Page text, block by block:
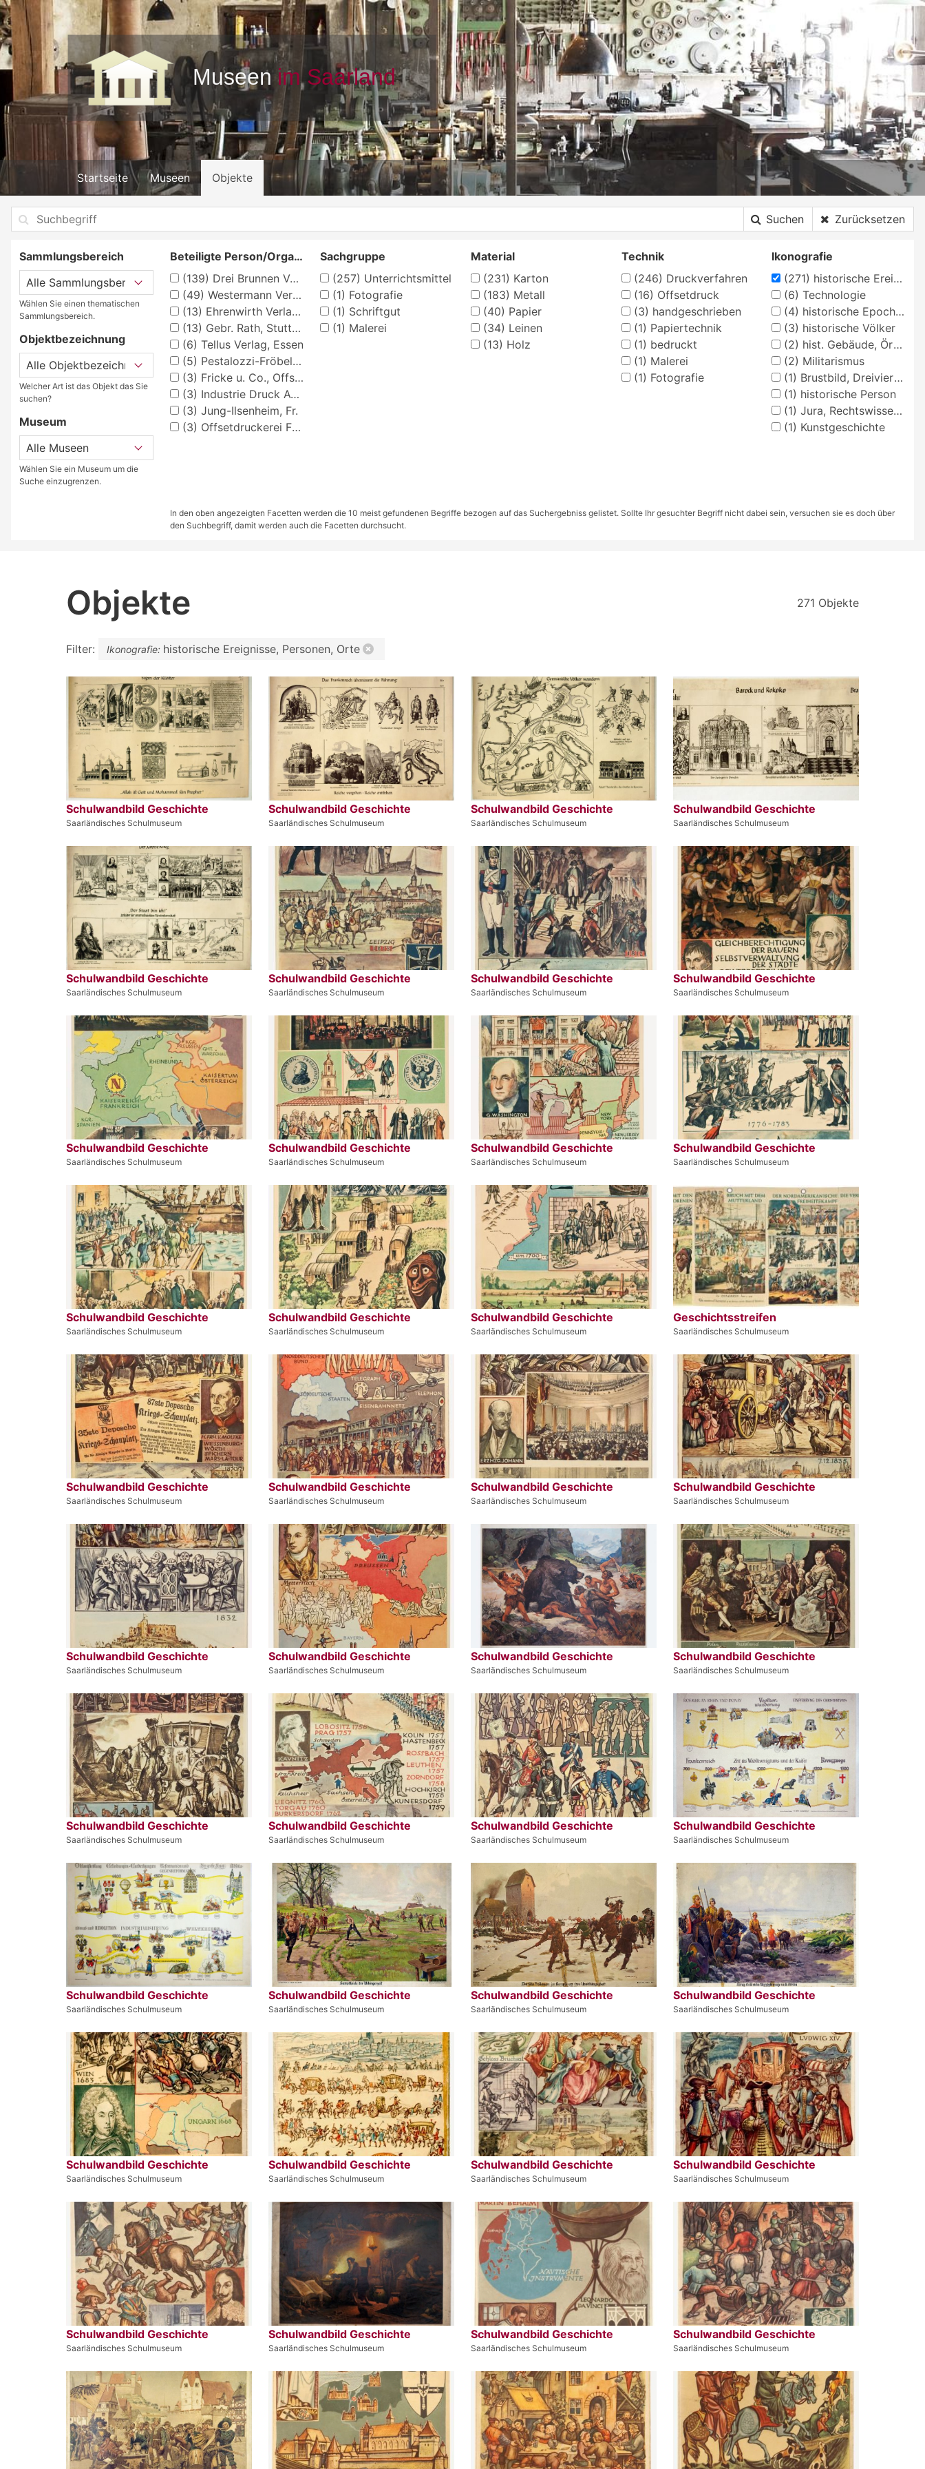
Startseite Museen Objekte
Suchen Zurücksetzen
Sammlungsbereich
Wählen Sie einen thematischen
Sammlungsbereich.
Objektbezeichnung
Welcher Art ist das Objekt das Sie
suchen?
Museum
Wählen Sie ein Museum um die
Suche einzugrenzen.
Beteiligte Person/Organisation
(139) Drei Brunnen Verlag Stuttgart
(49) Westermann Verlag, Braunschweig, Georg
(13) Ehrenwirth Verlag München
(13) Gebr. Rath, Stuttgart
(6) Tellus Verlag, Essen
(5) Pestalozzi-Fröbel-Verlag, Leipzig
(3) Fricke u. Co., Offsetdruckerei, Stuttgart
(3) Industrie Druck AG, Essen
(3) Jung-Ilsenheim, Fr.
(3) Offsetdruckerei Fricke & Co., Stuttgart
Sachgruppe
(257) Unterrichtsmittel
(1) Fotografie
(1) Schriftgut
(1) Malerei
Material
(231) Karton
(183) Metall
(40) Papier
(34) Leinen
(13) Holz
Technik
(246) Druckverfahren
(16) Offsetdruck
(3) handgeschrieben
(1) Papiertechnik
(1) bedruckt
(1) Malerei
(1) Fotografie
Ikonografie
(271) historische Ereignisse, Personen, Orte
(6) Technologie
(4) historische Epochen
(3) historische Völker
(2) hist. Gebäude, Örtlichkeit, Straße
(2) Militarismus
(1) Brustbild, Dreiviertelansicht
(1) historische Person
(1) Jura, Rechtswissenschaft (Fakultät)
(1) Kunstgeschichte
In den oben angezeigten Facetten werden die 10 meist gefundenen Begriffe bezogen auf das Suchergebniss gelistet. Sollte Ihr gesuchter Begriff nicht dabei sein, versuchen sie es doch über
den Suchbegriff, damit werden auch die Facetten durchsucht.
Objekte 271 Objekte
Filter: Ikonografie: historische Ereignisse, Personen, Orte
Schulwandbild Geschichte
Saarländisches Schulmuseum
Schulwandbild Geschichte
Saarländisches Schulmuseum
Schulwandbild Geschichte
Saarländisches Schulmuseum
Schulwandbild Geschichte
Saarländisches Schulmuseum
Schulwandbild Geschichte
Saarländisches Schulmuseum
Schulwandbild Geschichte
Saarländisches Schulmuseum
Schulwandbild Geschichte
Saarländisches Schulmuseum
Schulwandbild Geschichte
Saarländisches Schulmuseum
Schulwandbild Geschichte
Saarländisches Schulmuseum
Schulwandbild Geschichte
Saarländisches Schulmuseum
Schulwandbild Geschichte
Saarländisches Schulmuseum
Schulwandbild Geschichte
Saarländisches Schulmuseum
Schulwandbild Geschichte
Saarländisches Schulmuseum
Schulwandbild Geschichte
Saarländisches Schulmuseum
Schulwandbild Geschichte
Saarländisches Schulmuseum
Geschichtsstreifen
Saarländisches Schulmuseum
Schulwandbild Geschichte
Saarländisches Schulmuseum
Schulwandbild Geschichte
Saarländisches Schulmuseum
Schulwandbild Geschichte
Saarländisches Schulmuseum
Schulwandbild Geschichte
Saarländisches Schulmuseum
Schulwandbild Geschichte
Saarländisches Schulmuseum
Schulwandbild Geschichte
Saarländisches Schulmuseum
Schulwandbild Geschichte
Saarländisches Schulmuseum
Schulwandbild Geschichte
Saarländisches Schulmuseum
Schulwandbild Geschichte
Saarländisches Schulmuseum
Schulwandbild Geschichte
Saarländisches Schulmuseum
Schulwandbild Geschichte
Saarländisches Schulmuseum
Schulwandbild Geschichte
Saarländisches Schulmuseum
Schulwandbild Geschichte
Saarländisches Schulmuseum
Schulwandbild Geschichte
Saarländisches Schulmuseum
Schulwandbild Geschichte
Saarländisches Schulmuseum
Schulwandbild Geschichte
Saarländisches Schulmuseum
Schulwandbild Geschichte
Saarländisches Schulmuseum
Schulwandbild Geschichte
Saarländisches Schulmuseum
Schulwandbild Geschichte
Saarländisches Schulmuseum
Schulwandbild Geschichte
Saarländisches Schulmuseum
Schulwandbild Geschichte
Saarländisches Schulmuseum
Schulwandbild Geschichte
Saarländisches Schulmuseum
Schulwandbild Geschichte
Saarländisches Schulmuseum
Schulwandbild Geschichte
Saarländisches Schulmuseum